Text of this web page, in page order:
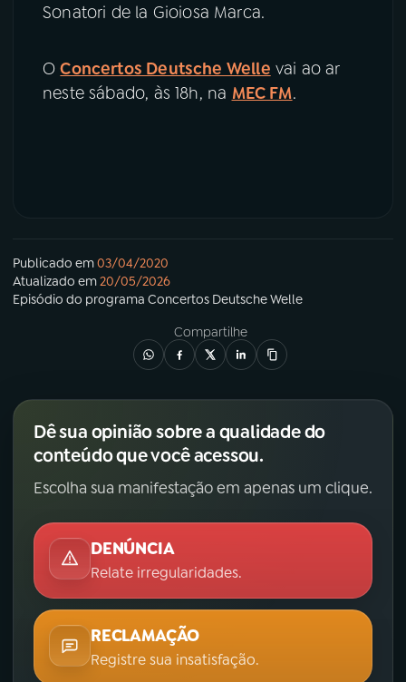
Sonatori de la Gioiosa Marca.
OConcertos Deutsche Welle vai ao ar
neste sábado, às 18h, na MEC FM.
Publicado em03/04/2020
Atualizado em20/05/2026
Episódio do programa Concertos Deutsche Welle
Compartilhe
Dê sua opinião sobre a qualidade do
conteúdo que você acessou.
Escolha sua manifestação em apenas um clique.
DENÚNCIA
Relate irregularidades.
RECLAMAÇÃO
Registre sua insatisfação.